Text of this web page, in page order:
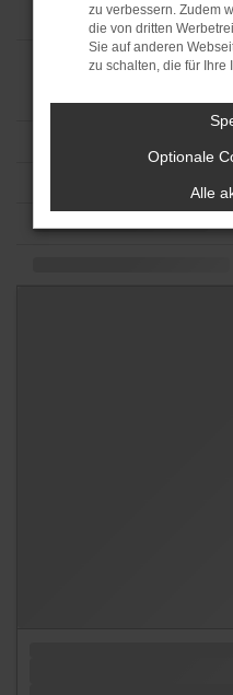
zu verbessern. Zudem
die von dritten
Sie auf anderen
zu schalten, die für Ihre
Optionale
Alle